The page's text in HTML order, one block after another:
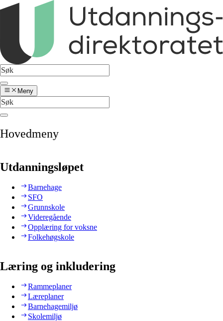
Meny
Hovedmeny
Utdanningsløpet
Barnehage
SFO
Grunnskole
Videregående
Opplæring for voksne
Folkehøgskole
Læring og inkludering
Rammeplaner
Læreplaner
Barnehagemiljø
Skolemiljø